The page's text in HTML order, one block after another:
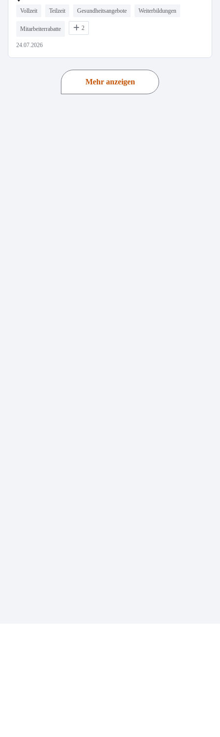
Vollzeit Teilzeit Gesundheitsangebote Weiterbildungen
Mitarbeiterrabatte 2
24.07.2026
Mehr anzeigen